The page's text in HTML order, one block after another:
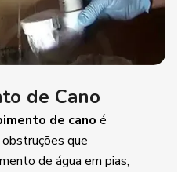
de Cano
de cano é
que
de água em pias,